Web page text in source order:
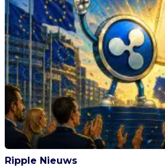
Ripple Nieuws